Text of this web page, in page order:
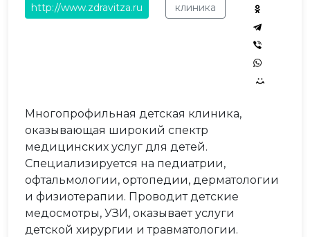
http://www.zdravitza.ru
клиника
Многопрофильная детская клиника,
оказывающая широкий спектр
медицинских услуг для детей.
Специализируется на педиатрии,
офтальмологии, ортопедии, дерматологии
и физиотерапии. Проводит детские
медосмотры, УЗИ, оказывает услуги
детской хирургии и травматологии.